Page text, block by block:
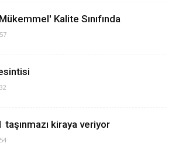
Kalite Sınıfında
kiraya veriyor